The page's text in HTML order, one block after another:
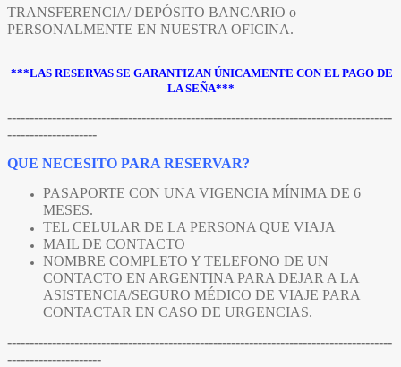
TRANSFERENCIA/ DEPÓSITO BANCARIO o
PERSONALMENTE EN NUESTRA OFICINA.
***LAS RESERVAS SE GARANTIZAN ÚNICAMENTE CON EL PAGO DE
LA SEÑA***
--------------------------------------------------------------------------------------
--------------------
QUE NECESITO PARA RESERVAR?
PASAPORTE CON UNA VIGENCIA MÍNIMA DE 6
MESES.
TEL CELULAR DE LA PERSONA QUE VIAJA
MAIL DE CONTACTO
NOMBRE COMPLETO Y TELEFONO DE UN
CONTACTO EN ARGENTINA PARA DEJAR A LA
ASISTENCIA/SEGURO MÉDICO DE VIAJE PARA
CONTACTAR EN CASO DE URGENCIAS.
--------------------------------------------------------------------------------------
---------------------